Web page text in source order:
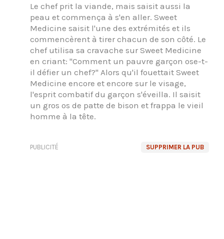
Le chef prit la viande, mais saisit aussi la
peau et commença à s'en aller. Sweet
Medicine saisit l'une des extrémités et ils
commencèrent à tirer chacun de son côté. Le
chef utilisa sa cravache sur Sweet Medicine
en criant: "Comment un pauvre garçon ose-t-
il défier un chef?" Alors qu'il fouettait Sweet
Medicine encore et encore sur le visage,
l'esprit combatif du garçon s'éveilla. Il saisit
un gros os de patte de bison et frappa le vieil
homme à la tête.
SUPPRIMER LA PUB
PUBLICITÉ